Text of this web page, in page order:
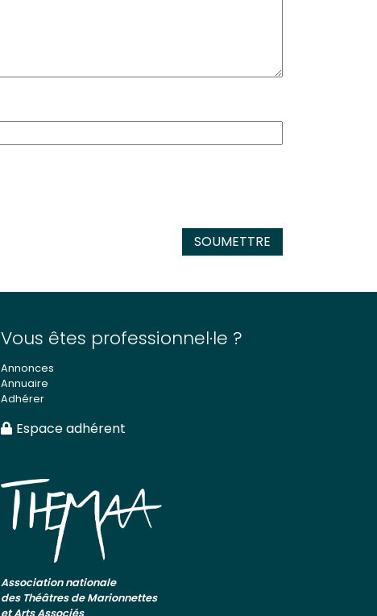
Vous êtes professionnel·le ?
Annonces
Annuaire
Adhérer
Espace adhérent
Association nationale
des Théâtres de Marionnettes